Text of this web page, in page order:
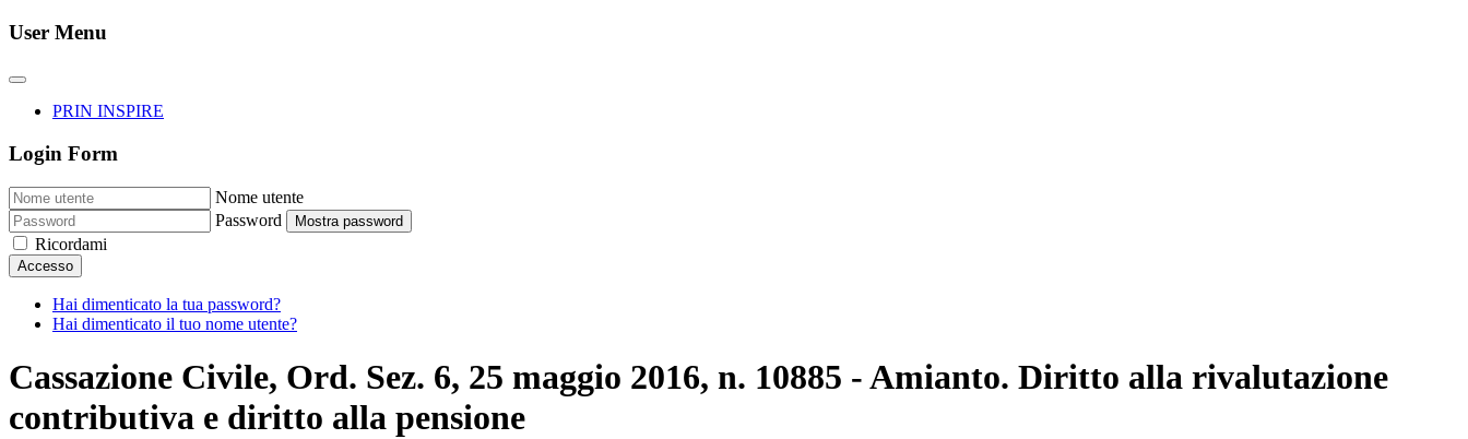
User Menu
PRIN INSPIRE
Login Form
Nome utente
Password
Mostra password
Ricordami
Accesso
Hai dimenticato la tua password?
Hai dimenticato il tuo nome utente?
Cassazione Civile, Ord. Sez. 6, 25 maggio 2016, n. 10885 - Amianto. Diritto alla rivalutazione
contributiva e diritto alla pensione